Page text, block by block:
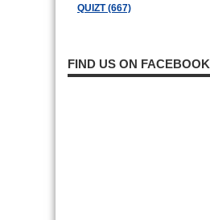
QUIZT (667)
FIND US ON FACEBOOK